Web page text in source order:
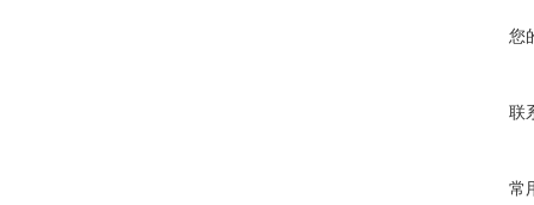
您
联
常